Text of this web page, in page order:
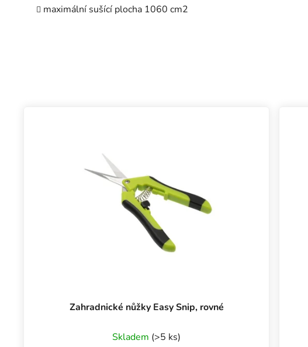
maximální sušící plocha 1060 cm2
Zahradnické nůžky Easy Snip, rovné
Skladem (>5 ks)